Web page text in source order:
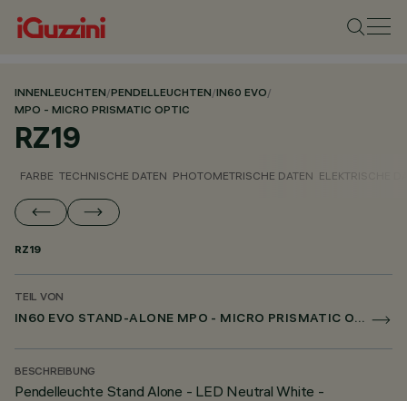
INNENLEUCHTEN/PENDELLEUCHTEN/IN60 EVO/
MPO - MICRO PRISMATIC OPTIC
RZ19
FARBE TECHNISCHE DATEN PHOTOMETRISCHE DATEN ELEKTRISCHE
RZ19
TEIL VON
IN60 EVO STAND-ALONE MPO - MICRO PRISMATIC OPTIC
BESCHREIBUNG
Pendelleuchte Stand Alone - LED Neutral White -